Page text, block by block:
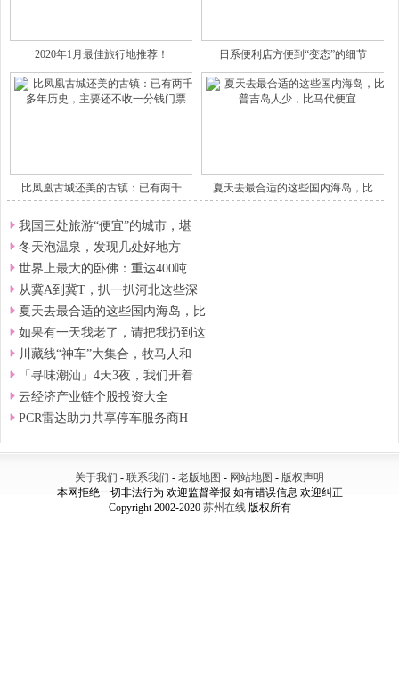
2020年1月最佳旅行地推荐！ 日系便利店方便到“变态”的细节
比凤凰古城还美的古镇：已有两千 夏天去最合适的这些国内海岛，比
我国三处旅游“便宜”的城市，堪
冬天泡温泉，发现几处好地方
世界上最大的卧佛：重达400吨
从冀A到冀T，扒一扒河北这些深
夏天去最合适的这些国内海岛，比
如果有一天我老了，请把我扔到这
川藏线“神车”大集合，牧马人和
「寻味潮汕」4天3夜，我们开着
云经济产业链个股投资大全
PCR雷达助力共享停车服务商H
关于我们 - 联系我们 - 老版地图 - 网站地图 - 版权声明
本网拒绝一切非法行为 欢迎监督举报 如有错误信息 欢迎纠正
Copyright 2002-2020 苏州在线版权所有